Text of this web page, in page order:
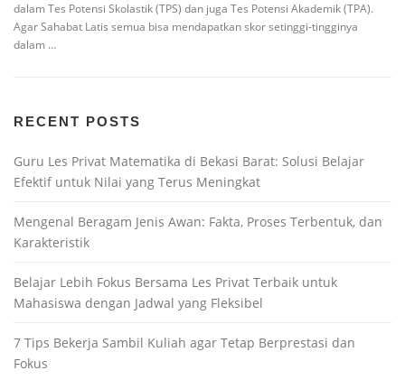
dalam Tes Potensi Skolastik (TPS) dan juga Tes Potensi Akademik (TPA).
Agar Sahabat Latis semua bisa mendapatkan skor setinggi-tingginya
dalam …
RECENT POSTS
Guru Les Privat Matematika di Bekasi Barat: Solusi Belajar
Efektif untuk Nilai yang Terus Meningkat
Mengenal Beragam Jenis Awan: Fakta, Proses Terbentuk, dan
Karakteristik
Belajar Lebih Fokus Bersama Les Privat Terbaik untuk
Mahasiswa dengan Jadwal yang Fleksibel
7 Tips Bekerja Sambil Kuliah agar Tetap Berprestasi dan
Fokus